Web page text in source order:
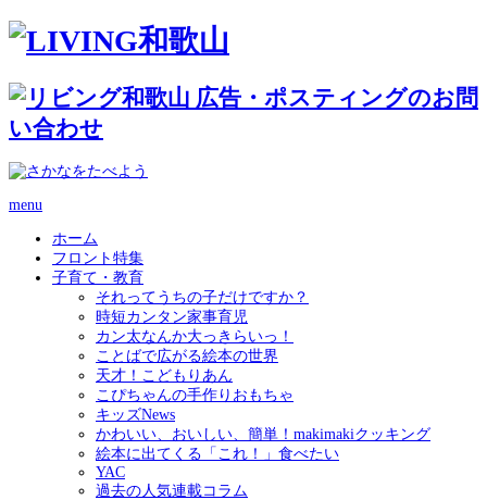
menu
ホーム
フロント特集
子育て・教育
それってうちの子だけですか？
時短カンタン家事育児
カン太なんか大っきらいっ！
ことばで広がる絵本の世界
天才！こどもりあん
こぴちゃんの手作りおもちゃ
キッズNews
かわいい、おいしい、簡単！makimakiクッキング
絵本に出てくる「これ！」食べたい
YAC
過去の人気連載コラム